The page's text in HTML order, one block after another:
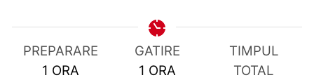
PREPARARE
1 HOUR
ORA
GATIRE
1 HOUR
ORA
TIMPUL
TOTAL